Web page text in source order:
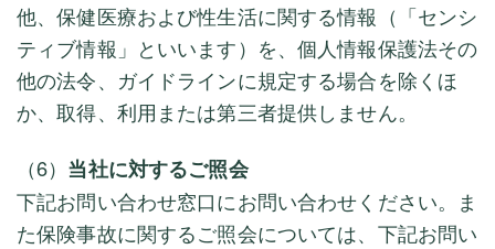
他、保健医療および性生活に関する情報（「センシ
ティブ情報」といいます）を、個人情報保護法その
他の法令、ガイドラインに規定する場合を除くほ
か、取得、利用または第三者提供しません。
（6） 当社に対するご照会
下記お問い合わせ窓口にお問い合わせください。ま
た保険事故に関するご照会については、下記お問い